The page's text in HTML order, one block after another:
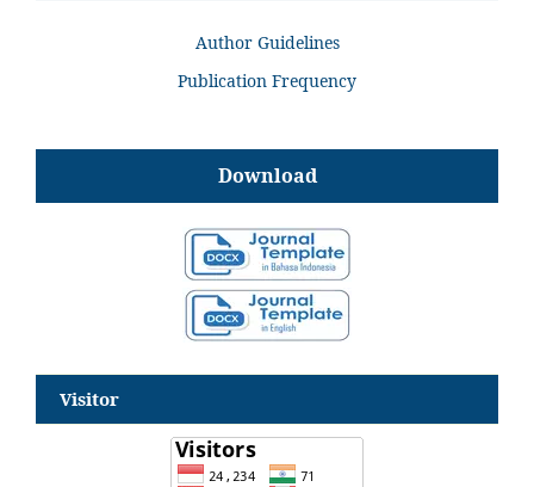
Author Guidelines
Publication Frequency
Download
Visitor